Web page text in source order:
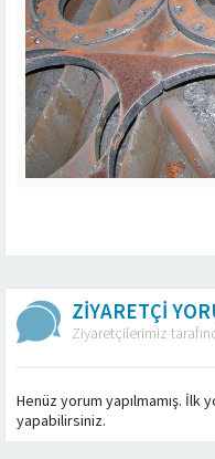
ZİYARETÇİ
Ziyaretçilerimiz
Henüz yorum yapılmamış. İlk
yapabilirsiniz.